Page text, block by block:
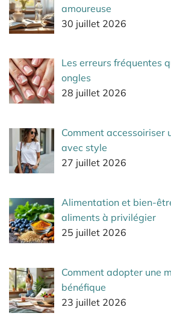
amoureuse
30 juillet 2026
Les erreurs fréquentes
ongles
28 juillet 2026
Comment accessoiriser
avec style
27 juillet 2026
Alimentation et bien-
aliments à privilégier
25 juillet 2026
Comment adopter une
bénéfique
23 juillet 2026